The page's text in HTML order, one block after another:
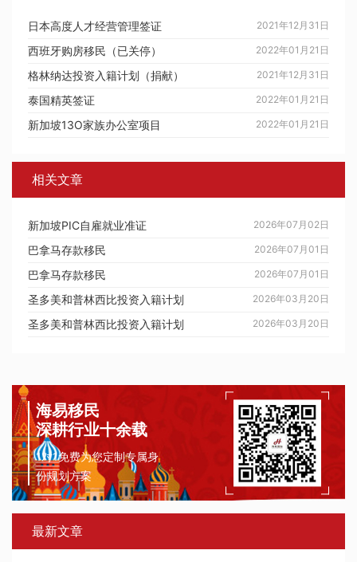
2021年12月31日
日本高度人才经营管理签证
2022年01月21日
西班牙购房移民（已关停）
2021年12月31日
格林纳达投资入籍计划（捐献）
2022年01月21日
泰国精英签证
2022年01月21日
新加坡13O家族办公室项目
相关文章
2026年07月02日
新加坡PIC自雇就业准证
2026年07月01日
巴拿马存款移民
2026年07月01日
巴拿马存款移民
2026年03月20日
圣多美和普林西比投资入籍计划
2026年03月20日
圣多美和普林西比投资入籍计划
海易移民
深耕行业十余载
1对1免费为您定制专属身
份规划方案
最新文章